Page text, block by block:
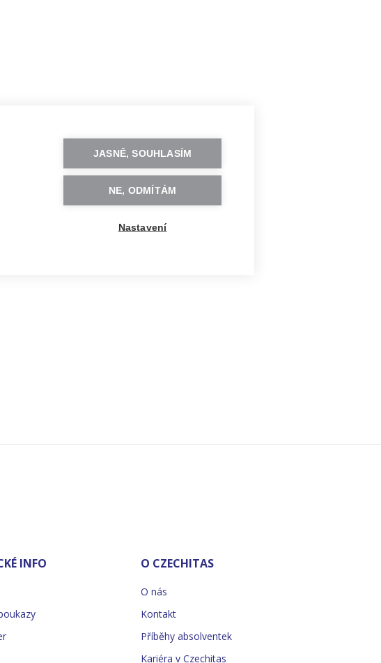
INFO O CZECHITAS
O nás
Kontakt
Příběhy absolventek
Kariéra v Czechitas
JASNĚ, SOUHLASÍM
NE, ODMÍTÁM
Nastavení